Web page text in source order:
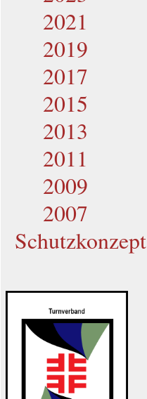
2021
2019
2017
2015
2013
2011
2009
2007
Schutzkonzept